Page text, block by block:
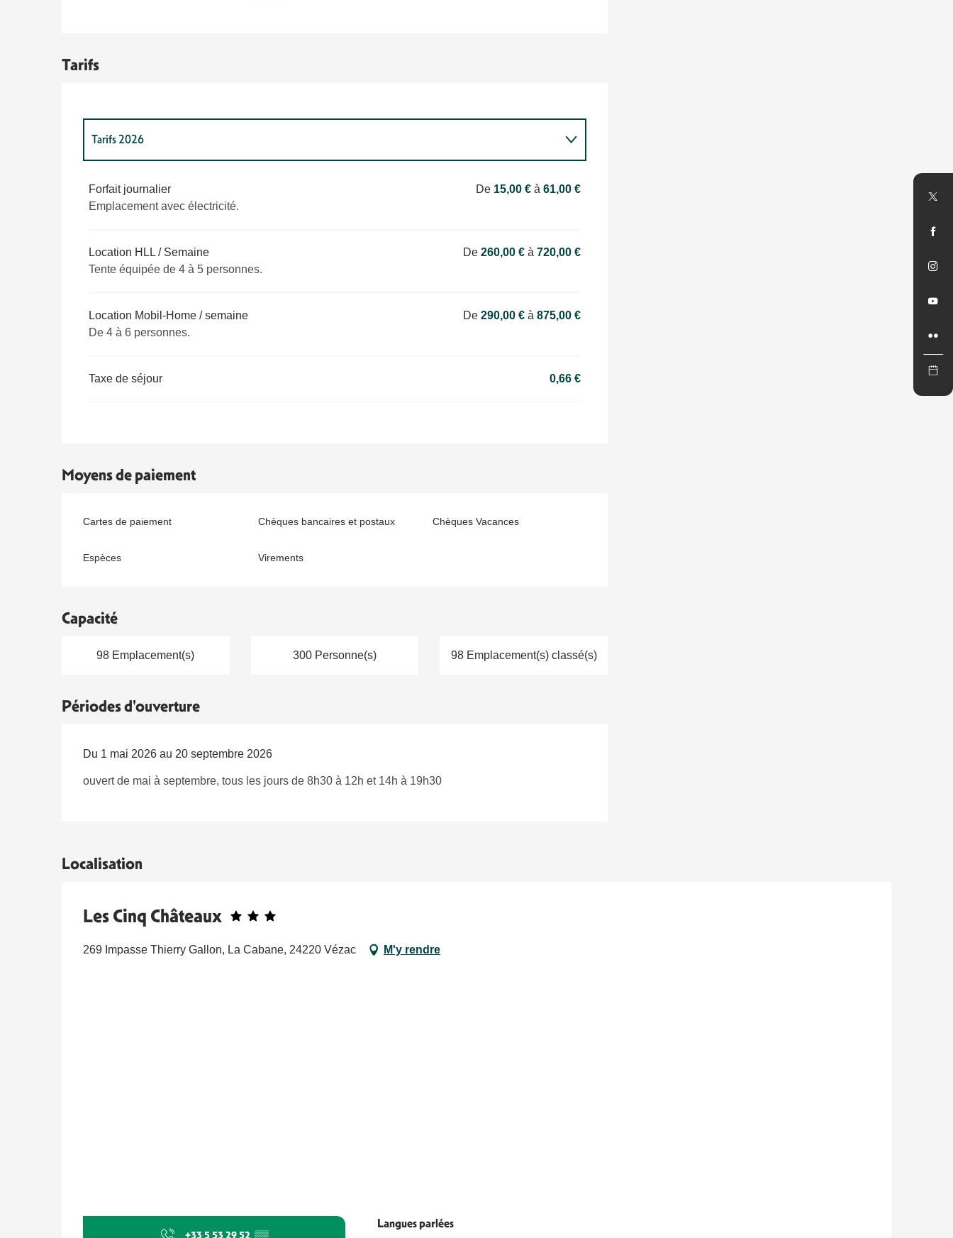
Tarifs
Tarifs 2026
Tarifs 2027
Forfait journalier
Emplacement avec électricité.
De 15,00 € à61,00 €
Location HLL / Semaine
Tente équipée de 4 à 5 personnes.
De260,00 € à720,00 €
Location Mobil-Home / semaine
De 4 à 6 personnes.
De290,00 € à875,00 €
Taxe de séjour 0,66 €
Moyens de paiement
Cartes de paiement Chèques bancaires et postaux Chèques Vacances
Espèces Virements
Capacité
98 Emplacement(s) 300 Personne(s) 98 Emplacement(s) classé(s)
Périodes d'ouverture
Du 1 mai 2026 au 20 septembre 2026
ouvert de mai à septembre, tous les jours de 8h30 à 12h et 14h à 19h30
Localisation
Les Cinq Châteaux
269 Impasse Thierry Gallon, La Cabane, 24220 Vézac M'y rendre
+33 5 53 29 52 ▒▒
Langues parlées
Langues parlées